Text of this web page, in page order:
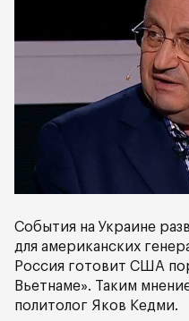
События на Украине
для американских
Россия готовит США
Вьетнаме». Таким
политолог Яков Кедми.